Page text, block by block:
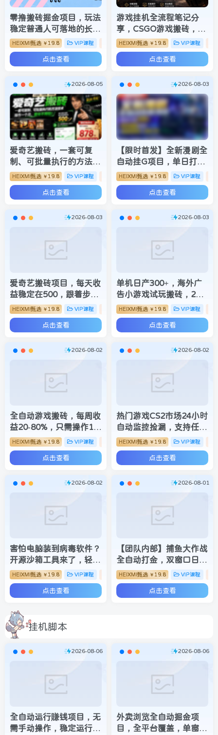
零撸搬砖掘金项目，玩法
稳定普通人可落地的长期
副业，月收益轻松
10000+
HEIXMI甄选 ￥ 19.8 VIP课程 搬砖项目
点击查看
游戏挂机全流程笔记分
享，CSGO游戏搬砖，小
白看了当天学会见收益
HEIXMI甄选 ￥ 19.8 VIP课程
点击查看
2026-08-05
爱奇艺搬砖，一套可复
制、可批量执行的方法技
术。操作一个月，整年不
用愁!
HEIXMI甄选 ￥ 19.8 VIP课程 搬砖项目
点击查看
2026-08-03
【限时首发】全新漫剧全
自动挂G项目，单日打金
200+，手机电脑都能
做，附保姆级教程及全套
工具【揭秘】
HEIXMI甄选 ￥ 19.8 VIP课程
点击查看
2026-08-03
爱奇艺搬砖项目，每天收
益稳定在500，跟着步骤
操作、每天愿意花时间执
行，就可以落地
HEIXMI甄选 ￥ 19.8 VIP课程 搬砖项目
点击查看
2026-08-03
单机日产300+，海外广
告小游戏试玩搬砖，24
小时脚本全自动挂机
HEIXMI甄选 ￥ 19.8 VIP课程
点击查看
2026-08-02
全自动游戏搬砖，每周收
益20-80%，只需操作1-2
个小时，轻松月入过万，
上不封顶
HEIXMI甄选 ￥ 19.8 VIP课程 搬砖项目
点击查看
2026-08-02
热门游戏CS2市场24小时
自动监控捡漏，支持任何
形式对数据进行验证，简
单易上手，日入300+
【揭秘】
HEIXMI甄选 ￥ 19.8 VIP课程
点击查看
2026-08-02
害怕电脑装到病毒软件？
开源沙箱工具来了，轻松
隔离运行未知应用，还能
软件游戏无限多开！
Sandboxie
HEIXMI甄选 ￥ 19.8 VIP课程 搬砖项目
点击查看
2026-08-01
【团队内部】捕鱼大作战
全自动打金，双窗口日入
400+，附全套工具详细
教程【揭秘】
HEIXMI甄选 ￥ 19.8 VIP课程
点击查看
挂机脚本
2026-08-06
全自动运行賺钱项目，无
需手动操作，稳定运行长
2026-08-06
外卖浏览全自动掘金项
目，全平台覆盖，单窗口